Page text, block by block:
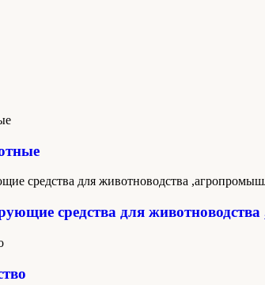
средства для